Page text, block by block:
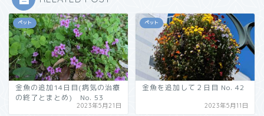
ペット
金魚の追加14日目(病気の治療
の終了とまとめ) No. 53
2023年5月21日
ペット
金魚を追加して２日目 No. 42
2023年5月11日